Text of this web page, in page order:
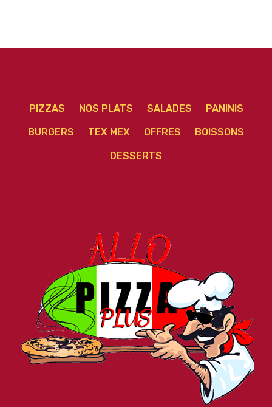
PIZZAS NOS PLATS SALADES PANINIS
BURGERS TEX MEX OFFRES BOISSONS
DESSERTS